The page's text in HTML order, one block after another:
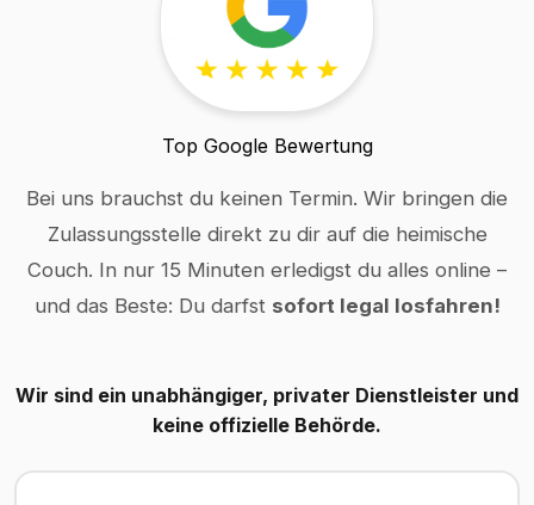
Top Google Bewertung
Bei uns brauchst du keinen Termin. Wir bringen die
Zulassungsstelle direkt zu dir auf die heimische
Couch. In nur 15 Minuten erledigst du alles online –
und das Beste: Du darfst sofort legal losfahren!
Wir sind ein unabhängiger, privater Dienstleister und
keine offizielle Behörde.